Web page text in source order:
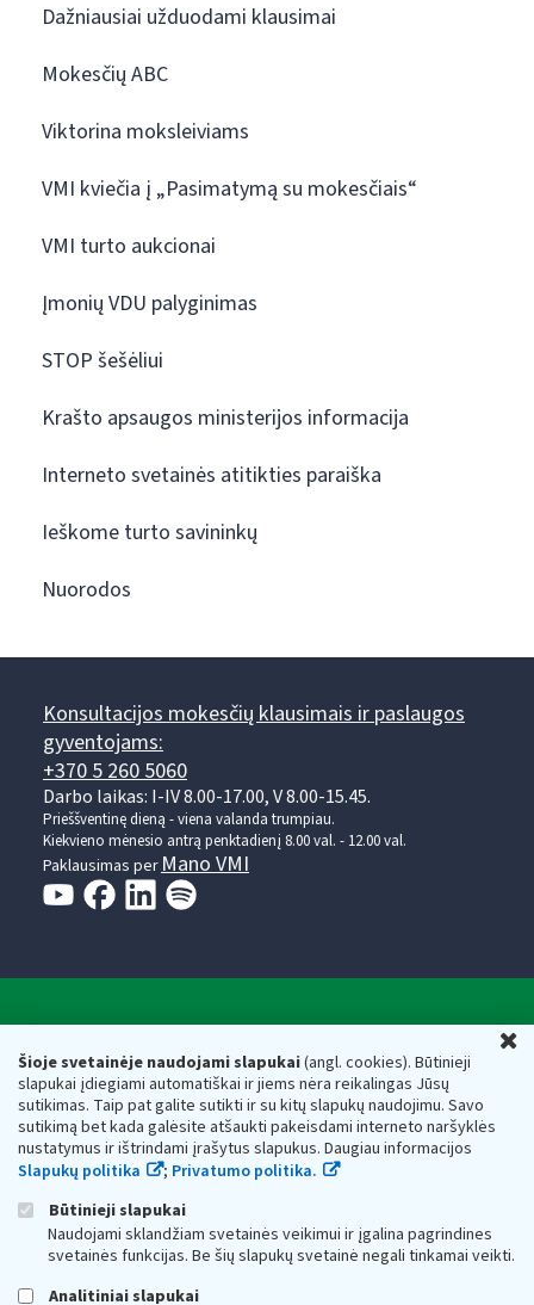
Šioje svetainėje naudojami slapukai(angl. cookies). Būtinieji
slapukai įdiegiami automatiškai ir jiems nėra reikalingas Jūsų
sutikimas. Taip pat galite sutikti ir su kitų slapukų naudojimu. Savo
sutikimą bet kada galėsite atšaukti pakeisdami interneto naršyklės
nustatymus ir ištrindami įrašytus slapukus. Daugiau informacijos
Slapukų politika
; Privatumo politika.
Būtinieji slapukai
Naudojami sklandžiam svetainės veikimui ir įgalina pagrindines
svetainės funkcijas. Be šių slapukų svetainė negali tinkamai veikti.
Analitiniai slapukai
Dažniausiai užduodami klausimai
Mokesčių ABC
Viktorina moksleiviams
VMI kviečia į „Pasimatymą su mokesčiais“
VMI turto aukcionai
Įmonių VDU palyginimas
STOP šešėliui
Krašto apsaugos ministerijos informacija
Interneto svetainės atitikties paraiška
Ieškome turto savininkų
Nuorodos
Konsultacijos mokesčių klausimais ir paslaugos
gyventojams:
+370 5 260 5060
Darbo laikas: I-IV 8.00-17.00, V 8.00-15.45.
Prieššventinę dieną - viena valanda trumpiau.
Kiekvieno mėnesio antrą penktadienį 8.00 val. - 12.00 val.
Paklausimas per Mano VMI
Respublikos finansų ministerijos
Biudžetinė įstaiga. Juridinio asmens kodas — 188659752,
adresas: Vasario 16-osios g. 14, 01107 Vilnius, Lietuva, el.paštas:
vmi@vmi.lt, E. pristatymo dėžutės adresas 188659752
Duomenys apie Valstybinę mokesčių inspekciją prie Lietuvos
Respublikos finansų ministerijos kaupiami ir saugomi Juridinių